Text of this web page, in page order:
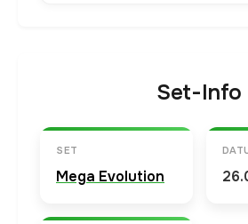
Set-Info
SET
Mega Evolution